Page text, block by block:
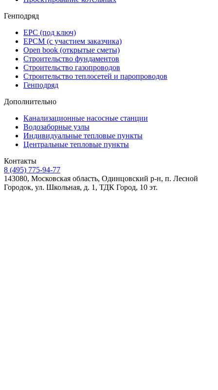
Генподряд
EPC (под ключ)
EPCM (с участием заказчика)
Open book (открытые сметы)
Строительство фундаментов
Строительство газопроводов
Строительство теплосетей и паропроводов
Генподряд
Дополнительно
Канализационные насосные станции
Водозаборные узлы
Индивидуальные тепловые пункты
Центральные тепловые пункты
Контакты
8 (495) 775-94-77
143080, Московская область, Одинцовский р-н, п. Лесной
Городок, ул. Школьная, д. 1, ТДК Город, 10 эт.